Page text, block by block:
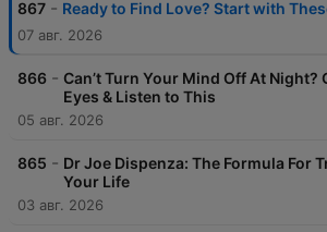
867 - Ready to Find Love? Start with
07 авг. 2026
866 - Can’t Turn Your Mind Off At Night?
Eyes & Listen to This
05 авг. 2026
865 - Dr Joe Dispenza: The Formula For
Your Life
03 авг. 2026